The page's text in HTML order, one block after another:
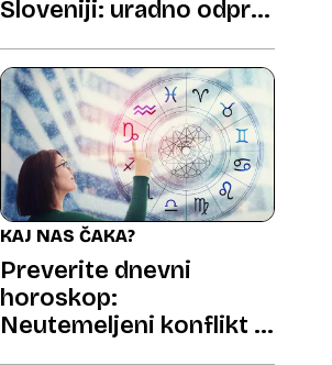
Sloveniji: uradno odprta
pohodniška pravljica
KAJ NAS ČAKA?
Preverite dnevni
horoskop:
Neutemeljeni konflikt in